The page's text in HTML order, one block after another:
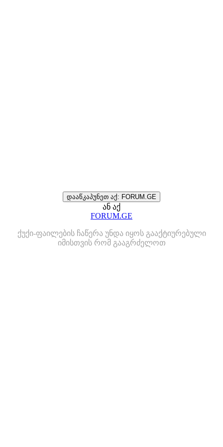
დააწკაპუნეთ აქ: FORUM.GE
ან აქ
FORUM.GE
ქუქი-ფაილების ჩაწერა უნდა იყოს გააქტიურებული
იმისთვის რომ გააგრძელოთ